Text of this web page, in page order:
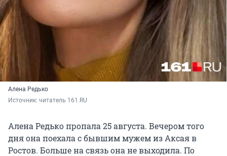
Алена Редько
Источник: читатель 161.RU
Алена Редько пропала 25 августа. Вечером того
дня она поехала с бывшим мужем из Аксая в
Ростов. Больше на связь она не выходила. По